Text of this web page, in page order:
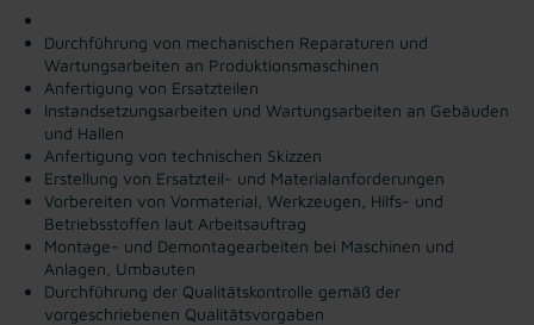
Durchführung von mechanischen Reparaturen und
Wartungsarbeiten an Produktionsmaschinen
Anfertigung von Ersatzteilen
Instandsetzungsarbeiten und Wartungsarbeiten an Gebäuden
und Hallen
Anfertigung von technischen Skizzen
Erstellung von Ersatzteil- und Materialanforderungen
Vorbereiten von Vormaterial, Werkzeugen, Hilfs- und
Betriebsstoffen laut Arbeitsauftrag
Montage- und Demontagearbeiten bei Maschinen und
Anlagen, Umbauten
Durchführung der Qualitätskontrolle gemäß der
vorgeschriebenen Qualitätsvorgaben